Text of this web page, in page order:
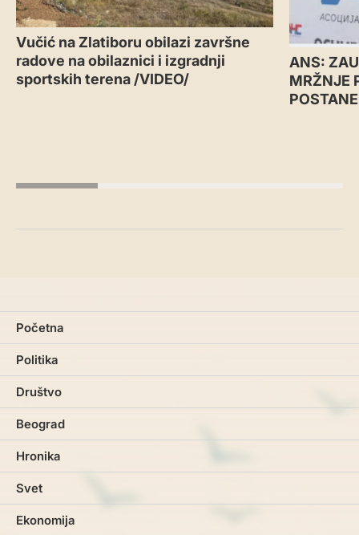
Vučić na Zlatiboru obilazi završne
radove na obilaznici i izgradnji
sportskih terena /VIDEO/
ANS:
MRŽNJE
Početna
Politika
Društvo
Beograd
Hronika
Svet
Ekonomija